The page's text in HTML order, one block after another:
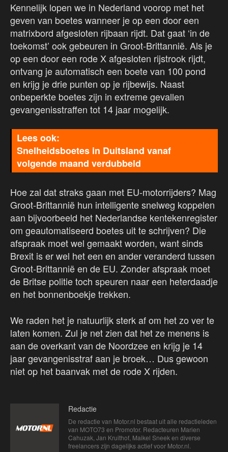
Kennelijk lopen we in Nederland voorop met het
geven van boetes wanneer je op een door een
matrixbord afgesloten rijbaan rijdt. Dat gaat ‘in de
toekomst’ ook gebeuren in Groot-Brittannië. Als je
op een door een rode X afgesloten rijstrook rijdt,
ontvang je automatisch een boete van 100 pond
en krijg je drie punten op je rijbewijs. Naast
onbeperkte boetes zijn in extreme gevallen
gevangenisstraffen tot 14 jaar mogelijk.
Snelheidsboetes in Duitsland vanaf
volgende maand verdubbeld
Hoe zal dat straks gaan met EU-motorrijders? Mag
Groot-Brittannië hun intelligente snelweg koppelen
aan bijvoorbeeld het Nederlandse kentekenregister
om geautomatiseerd boetes uit te schrijven? Die
afspraak moet wel gemaakt worden, want sinds
Brexit is er wel het een en ander veranderd tussen
Groot-Brittannië en de EU. Zonder afspraak moet
de Britse politie toch speuren naar een heterdaadje
en het bonnenboekje trekken.
We raden het je natuurlijk sterk af om het zo ver te
laten komen. Zul je net zien dat het ze menens is
aan de overkant van de Noordzee en krijg je 14
jaar gevangenisstraf aan je broek… Dus gewoon
niet op het baanvak met de rode X rijden.
Redactie
De redactie van Motor.nl bestaat uit alle redactieleden
van MOTO73 en Promotor. Redacteuren Marien
Cahuzak, Jan Kruithof, Maikel Sneek en diverse
freelancers zijn dagelijks actief voor Motor.nl.